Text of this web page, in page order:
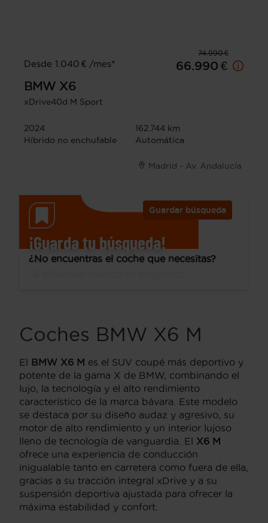
74.990 €
Desde 1.040 € /mes*
66.990 €
BMW X6
xDrive40d M Sport
2024
162.744 km
Híbrido no enchufable
Automática
Madrid - Av. Andalucía
Guardar búsqueda
¡Guarda tu búsqueda!
¿No encuentras el coche que necesitas?
Coches BMW X6 M
El BMW X6 M es el SUV coupé más deportivo y
potente de la gama X de BMW, combinando el
lujo, la tecnología y el alto rendimiento
característico de la marca bávara. Este modelo
se destaca por su diseño audaz y agresivo, su
motor de alto rendimiento y un interior lujoso
lleno de tecnología de vanguardia. El X6 M
ofrece una experiencia de conducción
inigualable tanto en carretera como fuera de ella,
gracias a su tracción integral xDrive y a su
suspensión deportiva ajustada para ofrecer la
máxima estabilidad y confort.